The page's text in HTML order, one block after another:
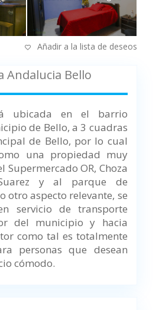
Añadir a la lista de deseos
Andalucia Bello
ubicada en el barrio
de Bello, a 3 cuadras
de Bello, por lo cual
una propiedad muy
Supermercado OR, Choza
y al parque de
otro aspecto relevante, se
servicio de transporte
del municipio y hacia
como tal es totalmente
personas que desean
cómodo.